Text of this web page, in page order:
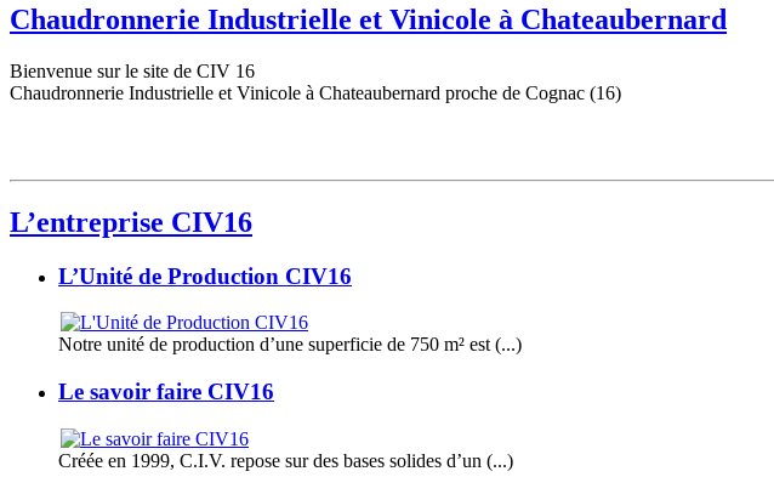
Chaudronnerie Industrielle et Vinicole à Chateaubernard
Bienvenue sur le site de CIV 16
Chaudronnerie Industrielle et Vinicole à Chateaubernard proche de Cognac (16)
L’entreprise CIV16
L’Unité de Production CIV16
Notre unité de production d’une superficie de 750 m² est (...)
Le savoir faire CIV16
Créée en 1999, C.I.V. repose sur des bases solides d’un (...)